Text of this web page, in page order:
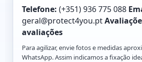
Telefone: (+351) 936 775 088
geral@protect4you.pt
avaliações
Para agilizar, envie fotos e medidas
WhatsApp. Assim indicamos a fixação